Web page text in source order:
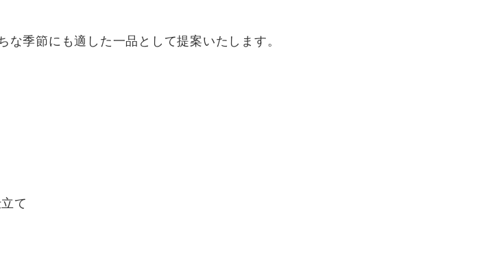
季節にも適した一品として提案いたします。
て